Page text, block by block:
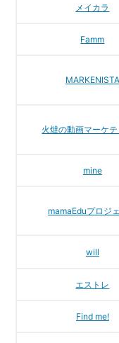
メイカラ
Famm
MARKENISTA
火燵の動画マーケ
mine
mamaEduプロジ
will
エストレ
Find me!